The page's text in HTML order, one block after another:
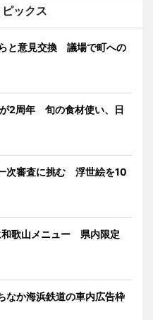
ックス
と意見交換 議場で町への
2周年 旬の食材使い、日
次審査に挑む 浮世絵を10
歌山メニュー 県内限定
なか海浜鉄道の車内広告枠